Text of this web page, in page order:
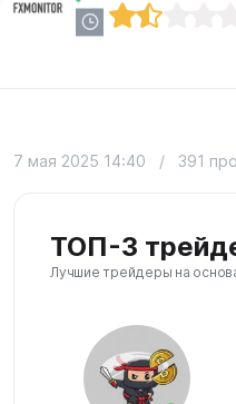
7 мая 2025 14:40 / 391
ТОП-3
Лучшие трейдеры на